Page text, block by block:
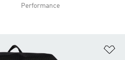
Performance